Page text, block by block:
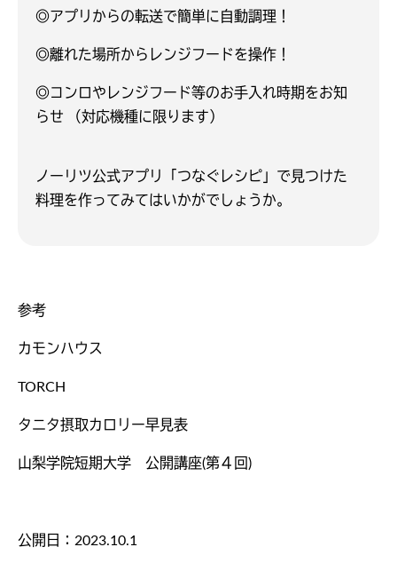
◎アプリからの転送で簡単に自動調理！
◎離れた場所からレンジフードを操作！
◎コンロやレンジフード等のお手入れ時期をお知
らせ （対応機種に限ります）
ノーリツ公式アプリ「つなぐレシピ」で見つけた
料理を作ってみてはいかがでしょうか。
参考
カモンハウス
TORCH
タニタ摂取カロリー早見表
山梨学院短期大学 公開講座(第４回)
公開日：2023.10.1